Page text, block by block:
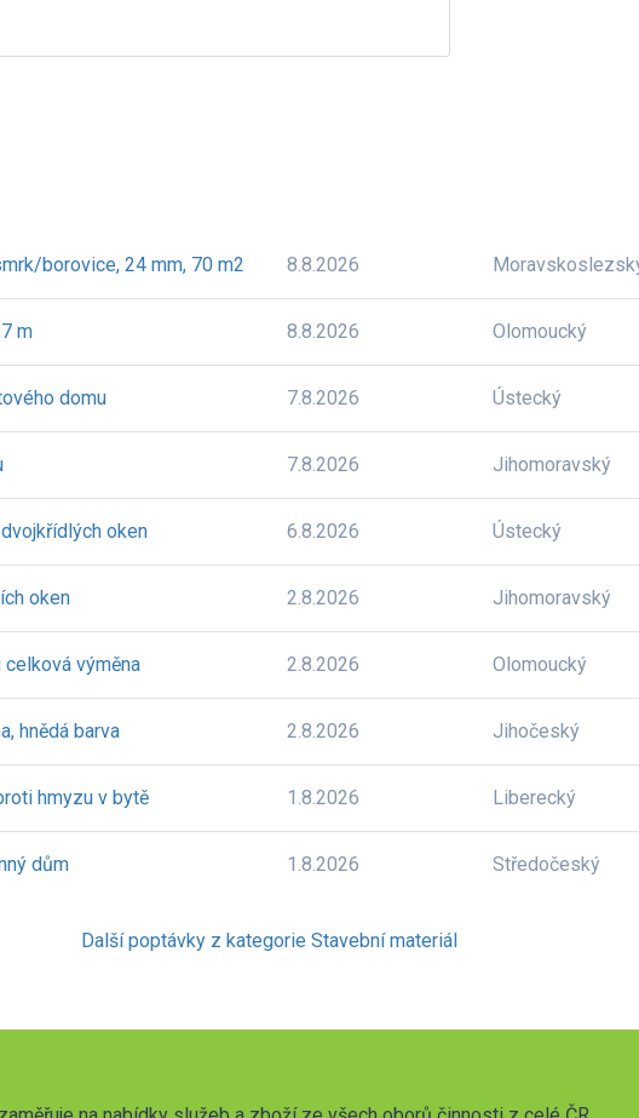
borovice, 24 mm, 70 m2 8.8.2026
m 8.8.2026 Olomoucký
domu 7.8.2026 Ústecký
7.8.2026 Jihomoravský
oken 6.8.2026 Ústecký
oken 2.8.2026 Jihomoravský
výměna 2.8.2026 Olomoucký
hnědá barva 2.8.2026 Jihočeský
hmyzu v bytě 1.8.2026 Liberecký
dům 1.8.2026 Středočeský
Další poptávky z kategorie Stavební materiál